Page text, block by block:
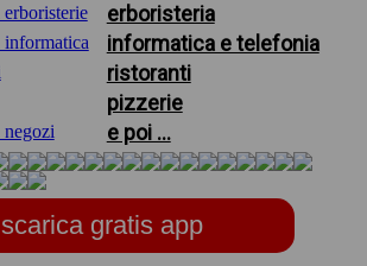
erboristeria
informatica e telefonia
ristoranti
pizzerie
e poi ...
scarica gratis app